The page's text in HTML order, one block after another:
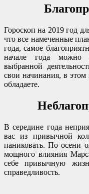
Гороскоп на 2019 год
что все намеченные
года, самое
начале года можно
выбранной
свои начинания, в
обладаете.
В середине года
вас из привычной
паниковать. По осени
мощного влияния
себе привычную
справедливость.